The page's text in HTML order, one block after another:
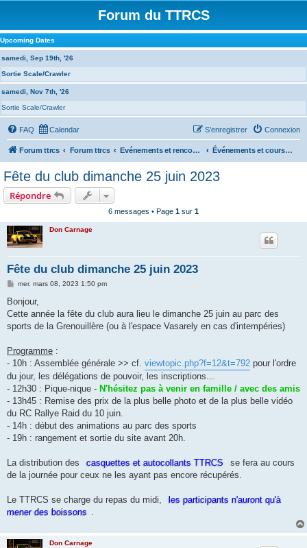
Forum du TTRCS
Upcoming Dates
samedi, Sep 19th, '26
Sortie Scale/Crawler
samedi, Nov 7th, '26
Sortie Scale/Crawler
FAQ Calendar Connexion
S’enregistrer
Forum ttrcs Forum ttrcs Evénements et rencontres Événements et courses à la GRENOUILLERE
Fête du club dimanche 25 juin 2023
Répondre
6 messages • Page 1 sur 1
Don Carnage
Fête du club dimanche 25 juin 2023
M
s
a
g
mer. mars 08, 2023 1:50 pm
Bonjour,
Cette année la fête du club aura lieu le dimanche 25 juin au parc des
sports de la Grenouillère (ou à l'espace Vasarely en cas d'intempéries)
Programme :
- 10h : Assemblée générale >> cf. viewtopic.php?f=12&t=792 pour l'ordre
du jour, les délégations de pouvoir, les inscriptions...
- 12h30 : Pique-nique - N'hésitez pas à venir en famille / avec des amis
- 13h45 : Remise des prix de la plus belle photo et de la plus belle vidéo
du RC Rallye Raid du 10 juin.
- 14h : début des animations au parc des sports
- 19h : rangement et sortie du site avant 20h.
La distribution des casquettes et autocollants TTRCS
se fera au cours
de la journée pour ceux ne les ayant pas encore récupérés.
Le TTRCS se charge du repas du midi,
les participants n'auront qu'à
mener des boissons .
Don Carnage